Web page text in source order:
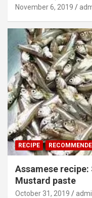
November 6, 2019
RECIPE
Assamese
Mustard paste
October 31, 2019